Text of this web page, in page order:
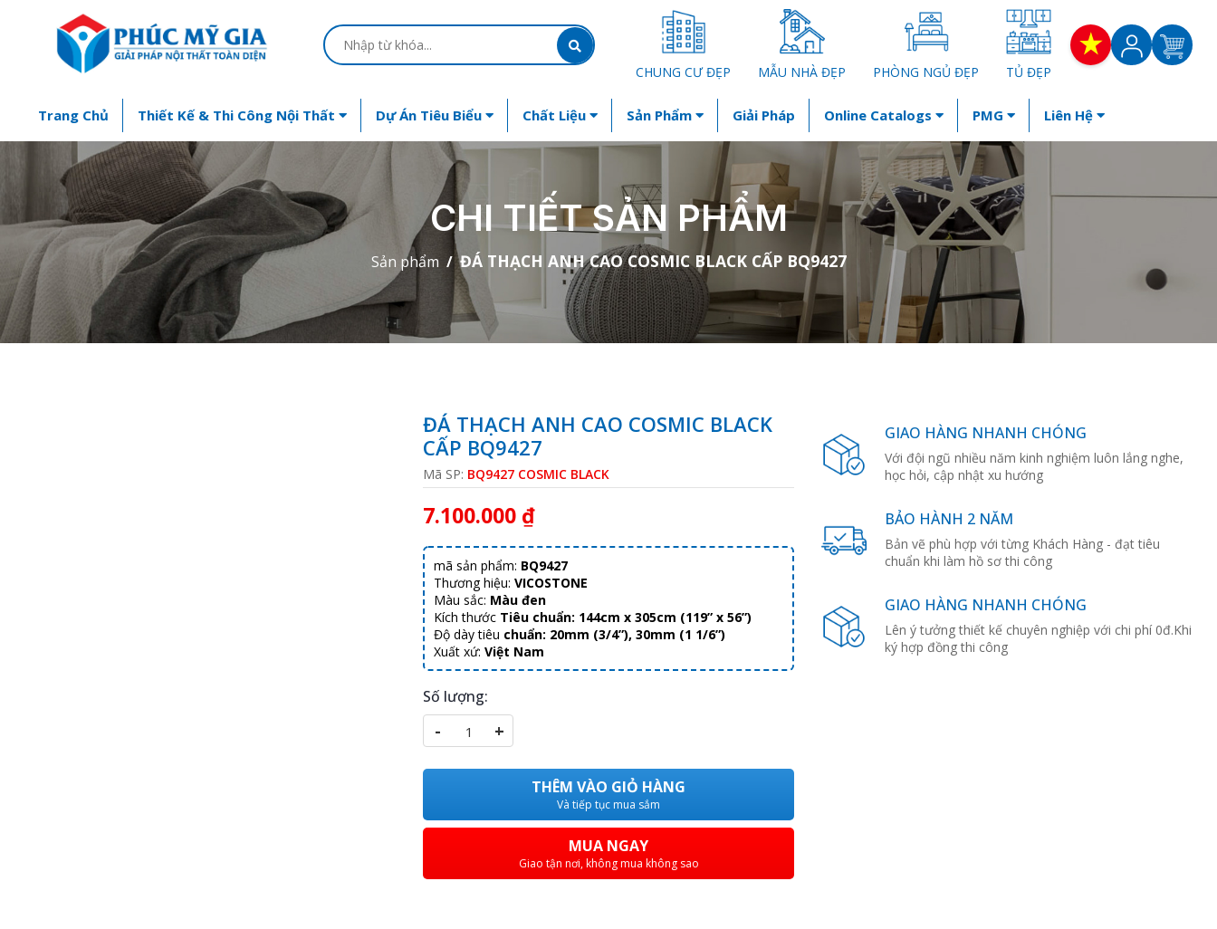
CHUNG CƯ ĐẸP MẪU NHÀ ĐẸP PHÒNG NGỦ ĐẸP TỦ ĐẸP
Trang Chủ Thiết Kế & Thi Công Nội Thất Dự Án Tiêu Biểu Chất Liệu Sản Phẩm Giải Pháp Online Catalogs PMG Liên Hệ
CHI TIẾT SẢN PHẨM
Sản phẩm ĐÁ THẠCH ANH CAO COSMIC BLACK CẤP BQ9427
ĐÁ THẠCH ANH CAO COSMIC BLACK
CẤP BQ9427
Mã SP: BQ9427 COSMIC BLACK
7.100.000 ₫
mã sản phẩm: BQ9427
Thương hiệu: VICOSTONE
Màu sắc: Màu đen
Kích thước Tiêu chuẩn: 144cm x 305cm (119” x 56”)
Độ dày tiêu chuẩn: 20mm (3/4”), 30mm (1 1/6”)
Xuất xứ: Việt Nam
Số lượng:
- +
THÊM VÀO GIỎ HÀNG
Và tiếp tục mua sắm
MUA NGAY
Giao tận nơi, không mua không sao
GIAO HÀNG NHANH CHÓNG
Với đội ngũ nhiều năm kinh nghiệm luôn lắng nghe,
học hỏi, cập nhật xu hướng
BẢO HÀNH 2 NĂM
Bản vẽ phù hợp với từng Khách Hàng - đạt tiêu
chuẩn khi làm hồ sơ thi công
GIAO HÀNG NHANH CHÓNG
Lên ý tưởng thiết kế chuyên nghiệp với chi phí 0đ.Khi
ký hợp đồng thi công